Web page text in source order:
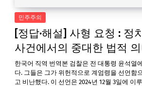
민주주의
[정답·해설] 사형 요청 : 정
사건에서의 중대한 법적
한국어 직역 번역본 검찰은 전 대통령 윤석열
다. 그들은 그가 위헌적으로 계엄령을 선언함
고 비난했다. 이 선언은 2024년 12월 3일에 이